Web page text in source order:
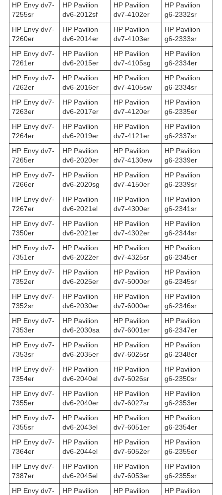
HP Envy dv7-
7255sr
HP Pavilion
dv6-2012sf
HP Pavilion
dv7-4102er
HP Pavilion
g6-2332sr
HP Envy dv7-
7260er
HP Pavilion
dv6-2014er
HP Pavilion
dv7-4103er
HP Pavilion
g6-2333sr
HP Envy dv7-
7261er
HP Pavilion
dv6-2015er
HP Pavilion
dv7-4105sg
HP Pavilion
g6-2334er
HP Envy dv7-
7262er
HP Pavilion
dv6-2016er
HP Pavilion
dv7-4105sw
HP Pavilion
g6-2334sr
HP Envy dv7-
7263er
HP Pavilion
dv6-2017er
HP Pavilion
dv7-4120er
HP Pavilion
g6-2335er
HP Envy dv7-
7264er
HP Pavilion
dv6-2019er
HP Pavilion
dv7-4121er
HP Pavilion
g6-2337sr
HP Envy dv7-
7265er
HP Pavilion
dv6-2020er
HP Pavilion
dv7-4130ew
HP Pavilion
g6-2339er
HP Envy dv7-
7266er
HP Pavilion
dv6-2020sg
HP Pavilion
dv7-4150er
HP Pavilion
g6-2339sr
HP Envy dv7-
7267er
HP Pavilion
dv6-2021el
HP Pavilion
dv7-4300er
HP Pavilion
g6-2341sr
HP Envy dv7-
7350er
HP Pavilion
dv6-2021er
HP Pavilion
dv7-4302er
HP Pavilion
g6-2344sr
HP Envy dv7-
7351er
HP Pavilion
dv6-2022er
HP Pavilion
dv7-4325sr
HP Pavilion
g6-2345er
HP Envy dv7-
7352er
HP Pavilion
dv6-2025er
HP Pavilion
dv7-5000er
HP Pavilion
g6-2345sr
HP Envy dv7-
7352sr
HP Pavilion
dv6-2030er
HP Pavilion
dv7-6000er
HP Pavilion
g6-2346sr
HP Envy dv7-
7353er
HP Pavilion
dv6-2030sa
HP Pavilion
dv7-6001er
HP Pavilion
g6-2347er
HP Envy dv7-
7353sr
HP Pavilion
dv6-2035er
HP Pavilion
dv7-6025sr
HP Pavilion
g6-2348er
HP Envy dv7-
7354er
HP Pavilion
dv6-2040el
HP Pavilion
dv7-6026sr
HP Pavilion
g6-2350sr
HP Envy dv7-
7355er
HP Pavilion
dv6-2040er
HP Pavilion
dv7-6027sr
HP Pavilion
g6-2353er
HP Envy dv7-
7355sr
HP Pavilion
dv6-2043el
HP Pavilion
dv7-6051er
HP Pavilion
g6-2354er
HP Envy dv7-
7364er
HP Pavilion
dv6-2044el
HP Pavilion
dv7-6052er
HP Pavilion
g6-2355er
HP Envy dv7-
7387er
HP Pavilion
dv6-2045el
HP Pavilion
dv7-6053er
HP Pavilion
g6-2355sr
HP Envy dv7-
HP Pavilion
HP Pavilion
HP Pavilion